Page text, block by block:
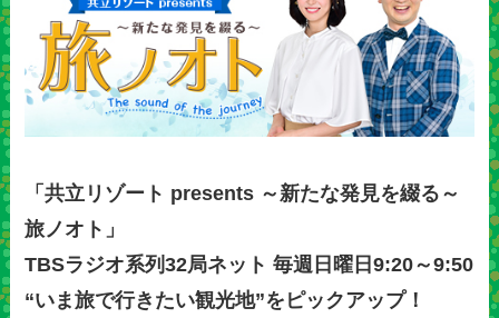
「共立リゾート presents ～新たな発見を綴る～
旅ノオト」
TBSラジオ系列32局ネット 毎週日曜日9:20～9:50
“いま旅で行きたい観光地”をピックアップ！